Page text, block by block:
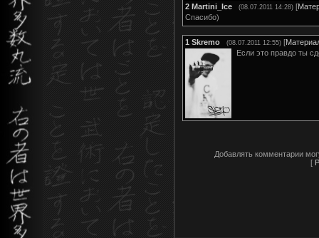
2 Martini_Ice (08.07.2011 14:28) [
Спасибо)
1 Skremo (08.07.2011 12:55) [
Если это правдо ты
Добавлять комментарии
[